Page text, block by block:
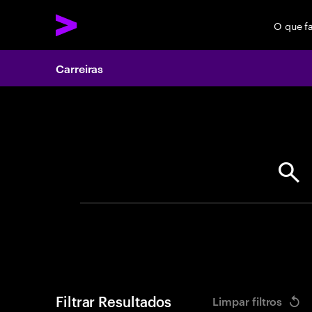
O que
Carreiras
Filtrar Resultados Limpar filtros